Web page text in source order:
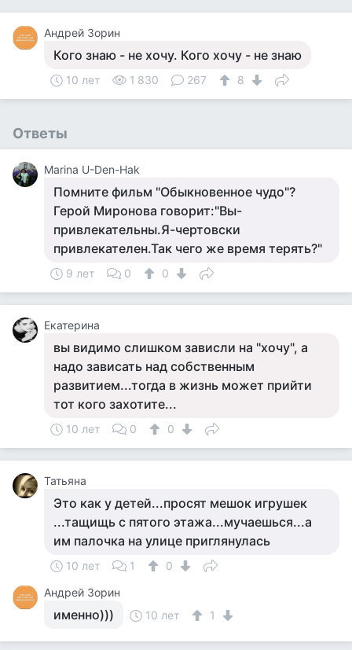
Андрей Зорин
Кого знаю - не хочу. Кого хочу - не знаю
10 лет 1 830 267 8
Ответы
Marina U-Den-Hak
Помните фильм "Обыкновенное чудо"?
Герой Миронова говорит:"Вы-
привлекательны.Я-чертовски
привлекателен.Так чего же время терять?"
9 лет 0 0
Екатерина
вы видимо слишком зависли на "хочу", а
надо зависать над собственным
развитием...тогда в жизнь может прийти
тот кого захотите...
10 лет 0 0
Татьяна
Это как у детей...просят мешок игрушек
...тащищь с пятого этажа...мучаешься...а
им палочка на улице приглянулась
10 лет 1
0
Андрей Зорин
именно))) 10 лет 1